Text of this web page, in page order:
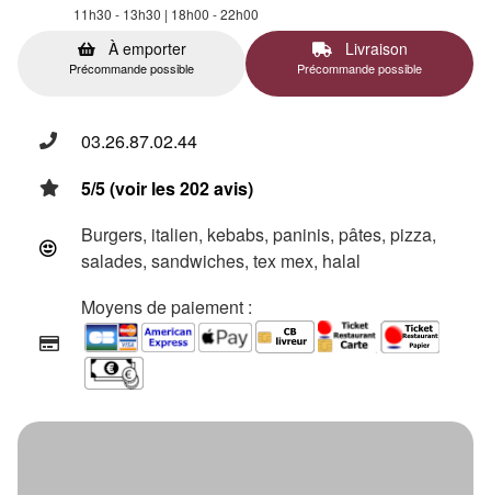
11h30 - 13h30 | 18h00 - 22h00
À emporter
Précommande possible
Livraison
Précommande possible
03.26.87.02.44
5/5 (voir les 202 avis)
Burgers, italien, kebabs, paninis, pâtes, pizza,
salades, sandwiches, tex mex, halal
Moyens de paiement :